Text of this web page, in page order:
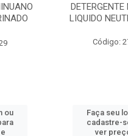
ou
LIQUIDO
Código:
Faça seu
cadastre-
ver